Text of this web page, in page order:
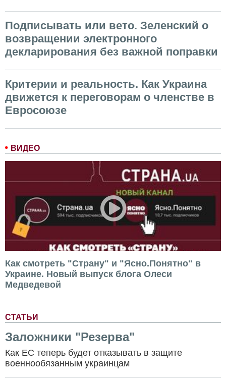
ВИДЕО
Как смотреть "Страну" и "Ясно.Понятно" в
Украине. Новый выпуск блога Олеси
Медведевой
СТАТЬИ
Заложники "Резерва"
Как ЕС теперь будет отказывать в защите
военнообязанным украинцам
Подписывать или вето. Зеленский о
возвращении электронного
декларирования без важной поправки
Критерии и реальность. Как Украина
движется к переговорам о членстве в
Евросоюзе